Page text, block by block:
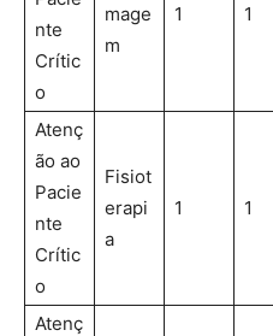
nte
Crític
o
mage
m
1 1
Atenç
ão ao
Pacie
nte
Crític
o
Fisiot
erapi
a
1 1
Atenç